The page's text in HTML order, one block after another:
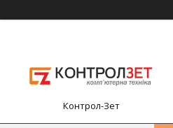
Контрол-Зет